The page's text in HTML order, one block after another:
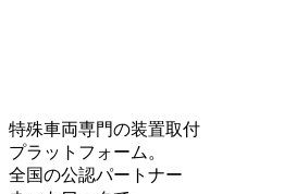
特殊車両専門の装置取付
プラットフォーム。
全国の公認パートナー